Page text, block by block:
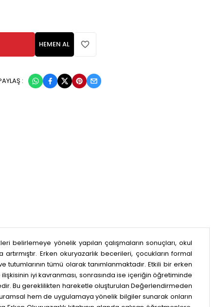
HEMEN AL
:
belirlemeye yönelik yapılan çalışmaların sonuçları, okul
Erken okuryazarlık becerileri, çocukların formal
tümü olarak tanımlanmaktadır. Etkili bir erken
iyi kavranması, sonrasında ise içeriğin öğretiminde
Bu gereklilikten hareketle oluşturulan Değerlendirmeden
hem de uygulamaya yönelik bilgiler sunarak onların